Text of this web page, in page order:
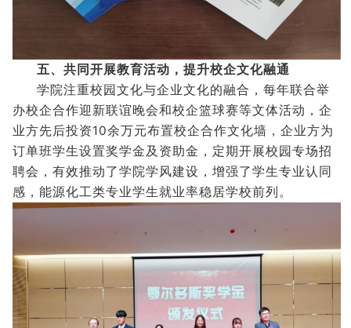
五、共同开展教育活动，提升校企文化融通
学院注重校园文化与企业文化的融合，每年联合举
办校企合作迎新联谊晚会和校企篮球赛等文体活动，企
业方先后投资10余万元布置校企合作文化墙，企业方为
订单班学生设置奖学金及资助金，定期开展校园专场招
聘会，有效推动了学院学风建设，增强了学生专业认同
感，能源化工类专业学生就业率稳居学校前列。